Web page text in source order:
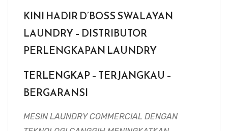
KINI HADIR D’BOSS SWALAYAN
LAUNDRY – DISTRIBUTOR
PERLENGKAPAN LAUNDRY
TERLENGKAP – TERJANGKAU –
BERGARANSI
MESIN LAUNDRY COMMERCIAL DENGAN